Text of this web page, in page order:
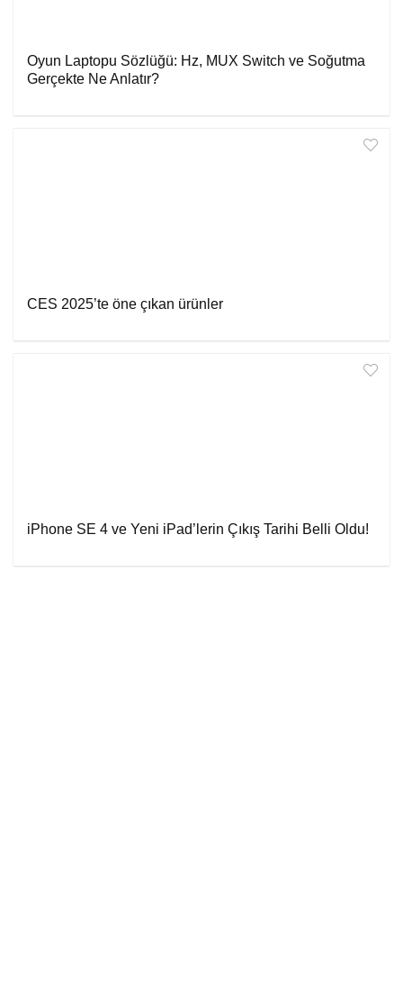
Oyun Laptopu Sözlüğü: Hz, MUX Switch ve Soğutma
Gerçekte Ne Anlatır?
CES 2025’te öne çıkan ürünler
iPhone SE 4 ve Yeni iPad’lerin Çıkış Tarihi Belli Oldu!